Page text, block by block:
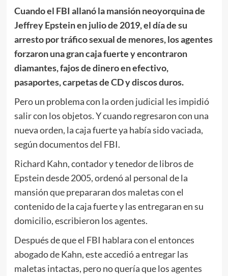
Cuando el FBI allanó la mansión neoyorquina de
Jeffrey Epstein en julio de 2019, el día de su
arresto por tráfico sexual de menores, los agentes
forzaron una gran caja fuerte y encontraron
diamantes, fajos de dinero en efectivo,
pasaportes, carpetas de CD y discos duros.
Pero un problema con la orden judicial les impidió
salir con los objetos. Y cuando regresaron con una
nueva orden, la caja fuerte ya había sido vaciada,
según documentos del FBI.
Richard Kahn, contador y tenedor de libros de
Epstein desde 2005, ordenó al personal de la
mansión que prepararan dos maletas con el
contenido de la caja fuerte y las entregaran en su
domicilio, escribieron los agentes.
Después de que el FBI hablara con el entonces
abogado de Kahn, este accedió a entregar las
maletas intactas, pero no quería que los agentes